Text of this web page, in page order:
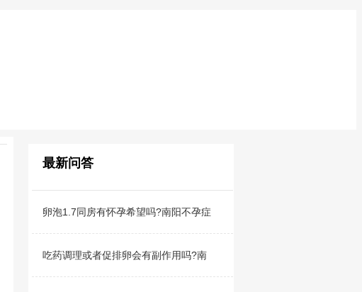
最新问答
卵泡1.7同房有怀孕希望吗?南阳不孕症
吃药调理或者促排卵会有副作用吗?南